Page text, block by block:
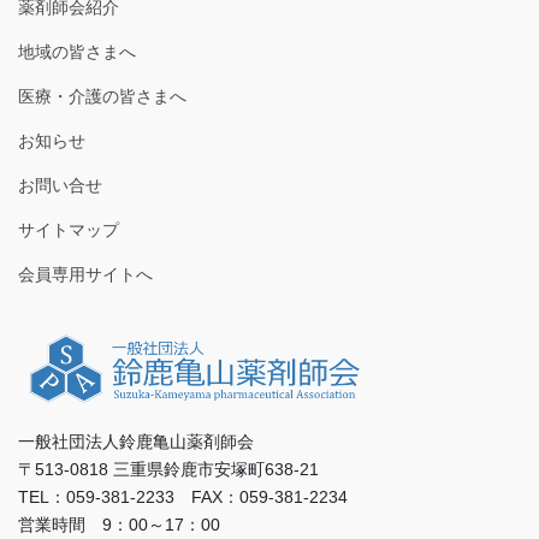
薬剤師会紹介
地域の皆さまへ
医療・介護の皆さまへ
お知らせ
お問い合せ
サイトマップ
会員専用サイトへ
一般社団法人鈴鹿亀山薬剤師会
〒513-0818 三重県鈴鹿市安塚町638-21
TEL：059-381-2233 FAX：059-381-2234
営業時間 9：00～17：00